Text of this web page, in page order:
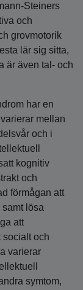
och
grovmotorik
lär sig sitta,
är även tal- och
har en
mellan
och i
kognitiv
och
förmågan att
samt lösa
att
socialt och
varierar
symtom,